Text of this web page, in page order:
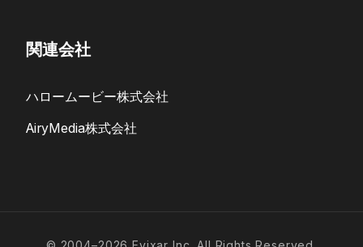
関連会社
ハロームービー株式会社
AiryMedia株式会社